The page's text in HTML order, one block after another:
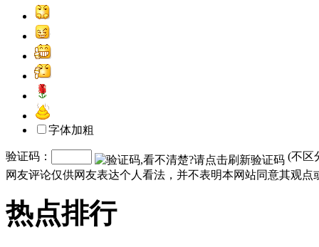
字体加粗
验证码：
(不区
网友评论仅供网友表达个人看法，并不表明本网站同意其观
热点排行